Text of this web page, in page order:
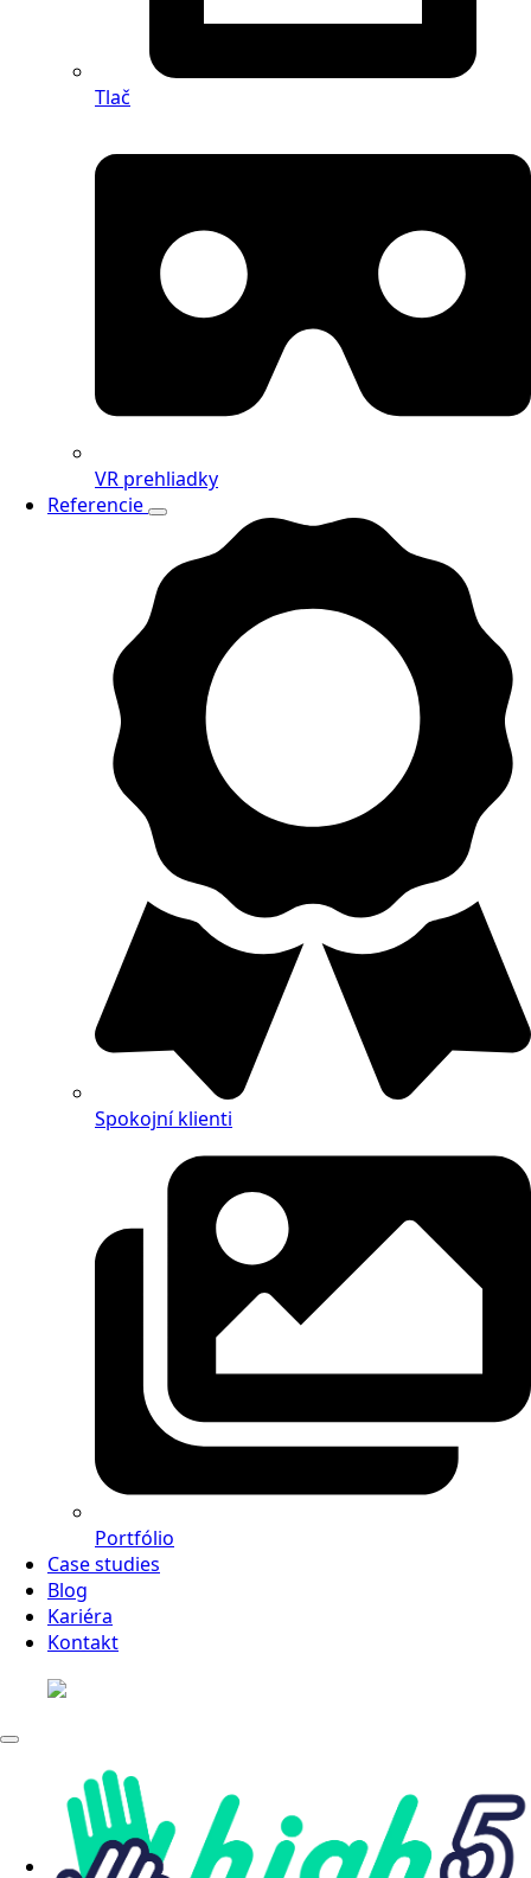
Tlač
VR prehliadky
Referencie
Spokojní klienti
Portfólio
Case studies
Blog
Kariéra
Kontakt